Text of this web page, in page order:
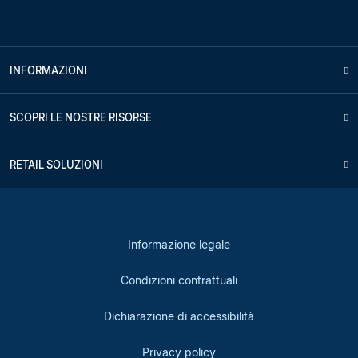
INFORMAZIONI
SCOPRI LE NOSTRE RISORSE
RETAIL SOLUZIONI
Informazione legale
Condizioni contrattuali
Dichiarazione di accessibilità
Privacy policy